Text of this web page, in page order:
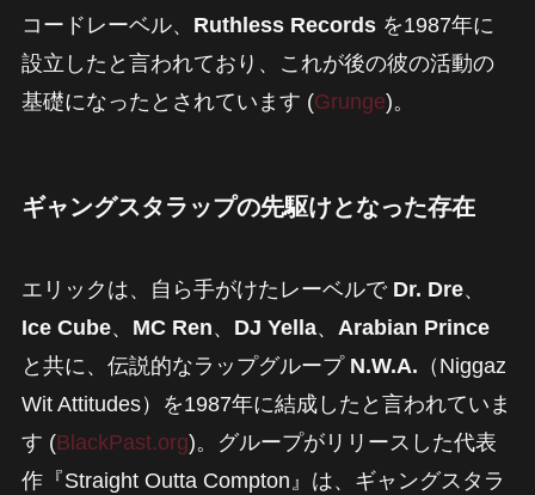
コードレーベル、 Ruthless Recordsを1987年に
設立したと言われており、これが後の彼の活動の
基礎になったとされています (Grunge)。
ギャングスタラップの先駆けとなった存在
エリックは、自ら手がけたレーベルで Dr. Dre、
Ice Cube、 MC Ren、 DJ Yella、 Arabian Prince
と共に、伝説的なラップグループ N.W.A. （Niggaz
Wit Attitudes）を1987年に結成したと言われていま
す (BlackPast.org)。グループがリリースした代表
作『Straight Outta Compton』は、ギャングスタラ